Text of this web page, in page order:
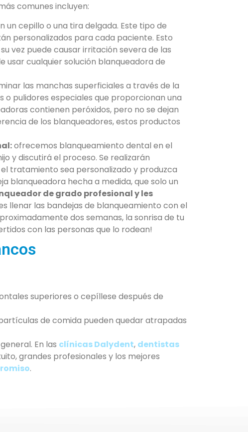
comunes incluyen:
cepillo o una tira delgada. Este tipo de
personalizados para cada paciente. Esto
vez puede causar irritación severa de las
usar cualquier solución blanqueadora de
las manchas superficiales a través de la
o pulidores especiales que proporcionan una
contienen peróxidos, pero no se dejan
de los blanqueadores, estos productos
ofrecemos blanqueamiento dental en el
y discutirá el proceso. Se realizarán
tratamiento sea personalizado y produzca
blanqueadora hecha a medida, que solo un
de grado profesional y les
llenar las bandejas de blanqueamiento con el
dos semanas, la sonrisa de tu
con las personas que lo rodean!
superiores o cepíllese después de
de comida pueden quedar atrapadas
En las clínicas Dalydent, dentistas
grandes profesionales y los mejores
.